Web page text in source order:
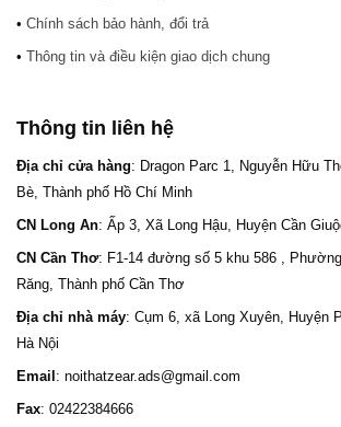
• Chính sách bảo hành, đổi trả
• Thông tin và điều kiện giao dịch chung
Thông tin liên hệ
Địa chỉ cửa hàng: Dragon Parc 1, Nguyễn Hữu
Bè, Thành phố Hồ Chí Minh
CN Long An: Ấp 3, Xã Long Hậu, Huyện Cần
CN Cần Thơ: F1-14 đường số 5 khu 586 ,
Răng, Thành phố Cần Thơ
Địa chỉ nhà máy: Cụm 6, xã Long Xuyên, Huyện
Hà Nội
Email : noithatzear.ads@gmail.com
Fax: 02422384666